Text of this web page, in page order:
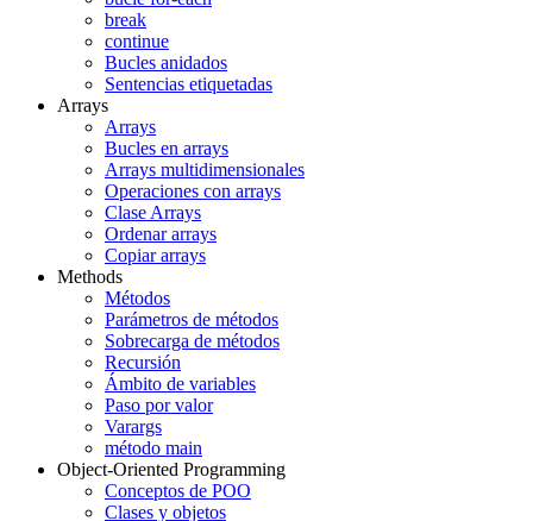
break
continue
Bucles anidados
Sentencias etiquetadas
Arrays
Arrays
Bucles en arrays
Arrays multidimensionales
Operaciones con arrays
Clase Arrays
Ordenar arrays
Copiar arrays
Methods
Métodos
Parámetros de métodos
Sobrecarga de métodos
Recursión
Ámbito de variables
Paso por valor
Varargs
método main
Object-Oriented Programming
Conceptos de POO
Clases y objetos